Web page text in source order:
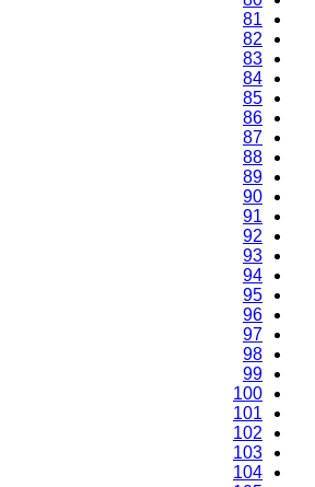
81
82
83
84
85
86
87
88
89
90
91
92
93
94
95
96
97
98
99
100
101
102
103
104